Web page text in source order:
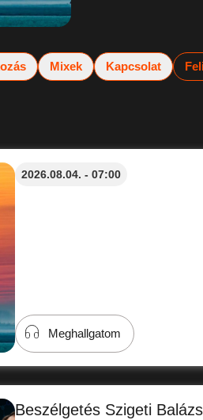
Mixek Kapcsolat
2026.08.04. - 07:00
Meghallgatom
Beszélgetés Szigeti